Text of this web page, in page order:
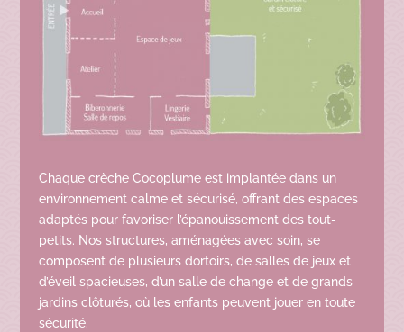
Chaque crèche Cocoplume est implantée dans un
environnement calme et sécurisé, offrant des espaces
adaptés pour favoriser l’épanouissement des tout-
petits. Nos structures, aménagées avec soin, se
composent de plusieurs dortoirs, de salles de jeux et
d’éveil spacieuses, d’un salle de change et de grands
jardins clôturés, où les enfants peuvent jouer en toute
sécurité.